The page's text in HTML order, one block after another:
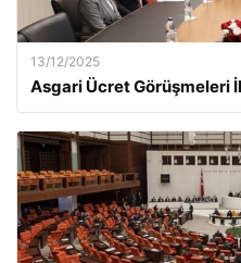
13/12/2025
Asgari Ücret Görüşmeleri